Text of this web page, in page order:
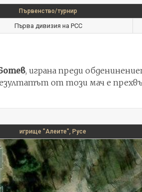
Първенство/турнир
Първа дивизия на РСС
, играна преди
от този мач е
игрище "Алеите", Русе